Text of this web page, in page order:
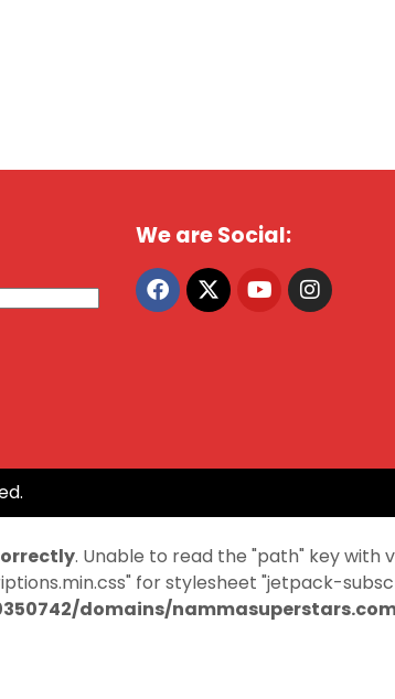
We are Social:
. Unable to read the "path" key
for stylesheet "jetpack-
domains/